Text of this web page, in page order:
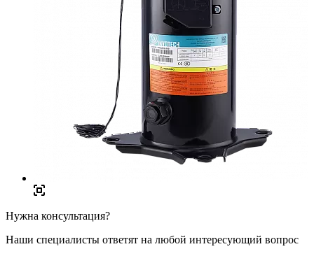
Нужна консультация?
Наши специалисты ответят на любой интересующий вопрос